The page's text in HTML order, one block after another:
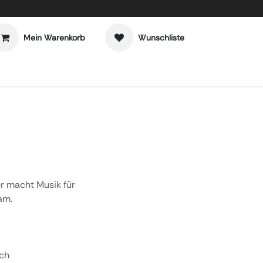
Mein Warenkorb Wunschliste
macht Musik für